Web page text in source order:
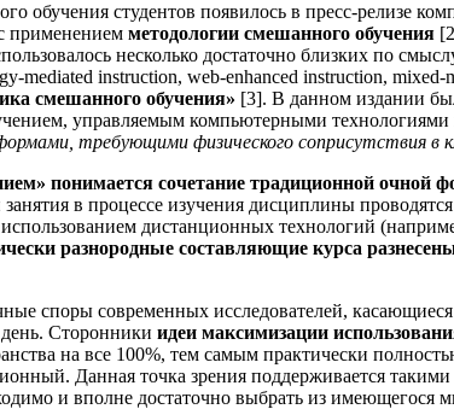
студентов появилось в пресс-релизе
применением методологии смешанного обучения
несколько достаточно близких по
mediated instruction, web-enhanced instruction,
смешанного обучения» [3]. В данном издании
управляемым компьютерными технологиями
требующими физического соприсутствия в
понимается сочетание традиционной очной
занятия в процессе изучения дисциплины
дистанционных технологий
разнородные составляющие курса
споры современных исследователей,
Сторонники идеи максимизации
на все 100%, тем самым практически
Данная точка зрения поддерживается
и вполне достаточно выбрать из имеющегося